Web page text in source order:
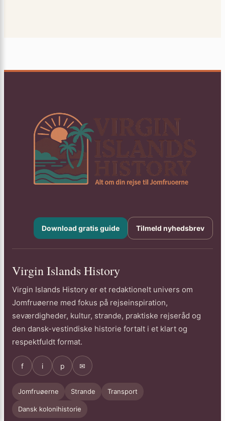
Download gratis guide Tilmeld nyhedsbrev
Virgin Islands History
Virgin Islands History er et redaktionelt univers om
Jomfruøerne med fokus på rejseinspiration,
seværdigheder, kultur, strande, praktiske rejseråd og
den dansk-vestindiske historie fortalt i et klart og
respektfuldt format.
f i p ✉
Jomfruøerne Strande Transport
Dansk kolonihistorie